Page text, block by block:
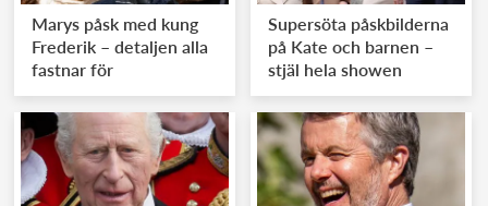
Marys påsk med kung
Frederik – detaljen alla
fastnar för
Supersöta påskbilderna
på Kate och barnen –
stjäl hela showen